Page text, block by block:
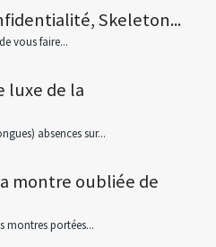
Skeleton...
vous faire...
luxe de la
absences sur...
montre oubliée de
montres portées...